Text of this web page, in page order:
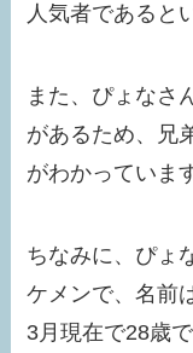
人気者であると
また、ぴょなさ
があるため、兄
がわかっていま
ちなみに、ぴょ
ケメンで、名前
3月現在で28歳で